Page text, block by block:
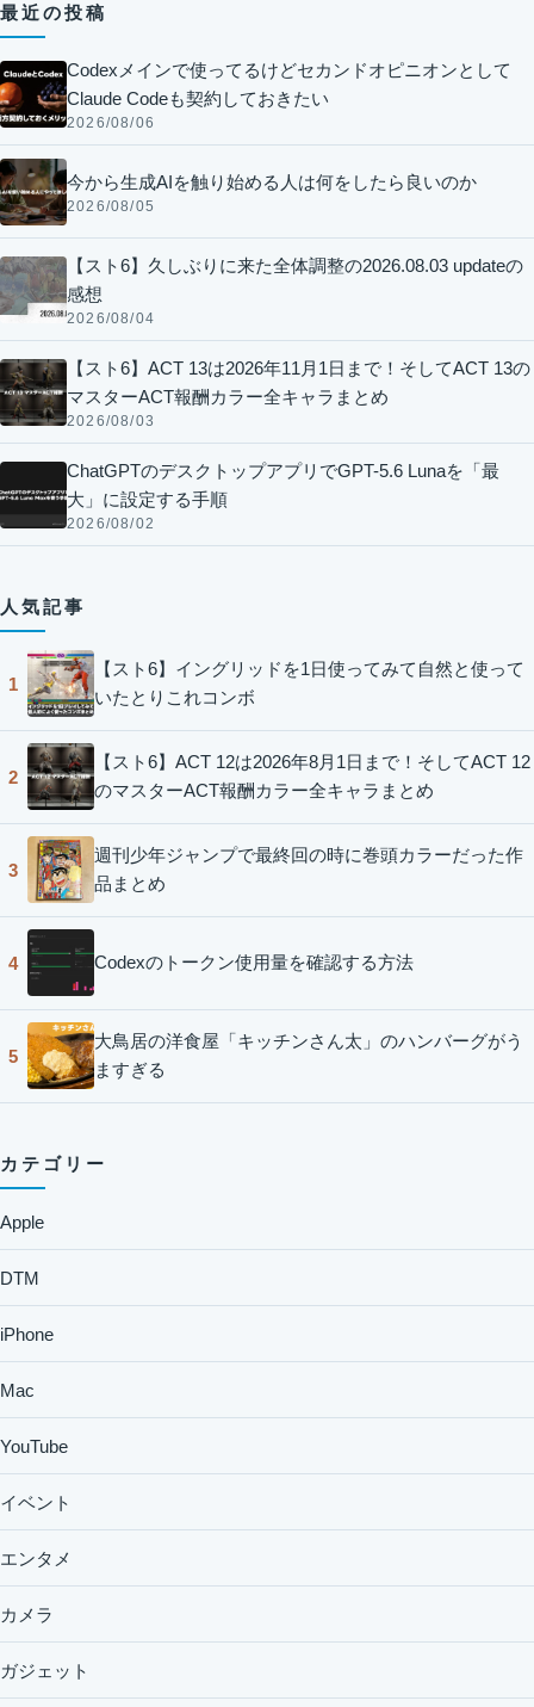
最近の投稿
Codexメインで使ってるけどセカンドオピニオンとして
Claude Codeも契約しておきたい
2026/08/06
今から生成AIを触り始める人は何をしたら良いのか
2026/08/05
【スト6】久しぶりに来た全体調整の2026.08.03 updateの
感想
2026/08/04
【スト6】ACT 13は2026年11月1日まで！そしてACT 13の
マスターACT報酬カラー全キャラまとめ
2026/08/03
ChatGPTのデスクトップアプリでGPT-5.6 Lunaを「最
大」に設定する手順
2026/08/02
人気記事
1
【スト6】イングリッドを1日使ってみて自然と使って
いたとりこれコンボ
2
【スト6】ACT 12は2026年8月1日まで！そしてACT 12
のマスターACT報酬カラー全キャラまとめ
3
週刊少年ジャンプで最終回の時に巻頭カラーだった作
品まとめ
4 Codexのトークン使用量を確認する方法
5
大鳥居の洋食屋「キッチンさん太」のハンバーグがう
ますぎる
カテゴリー
Apple
DTM
iPhone
Mac
YouTube
イベント
エンタメ
カメラ
ガジェット